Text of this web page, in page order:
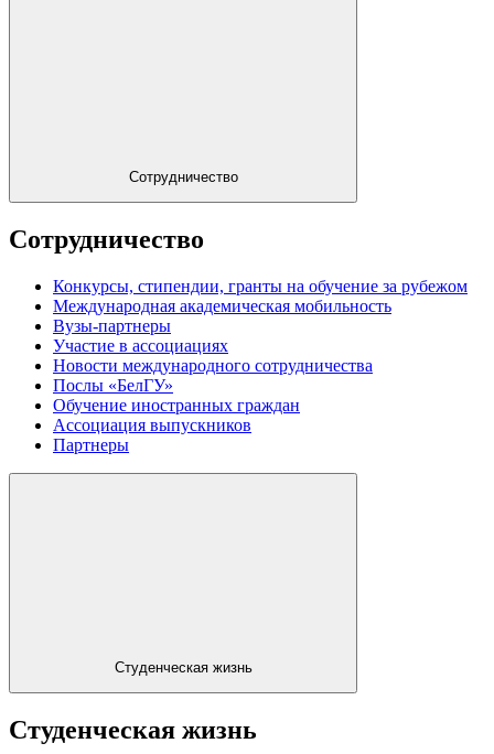
Сотрудничество
Сотрудничество
Конкурсы, стипендии, гранты на обучение за рубежом
Международная академическая мобильность
Вузы-партнеры
Участие в ассоциациях
Новости международного сотрудничества
Послы «БелГУ»
Обучение иностранных граждан
Ассоциация выпускников
Партнеры
Студенческая жизнь
Студенческая жизнь